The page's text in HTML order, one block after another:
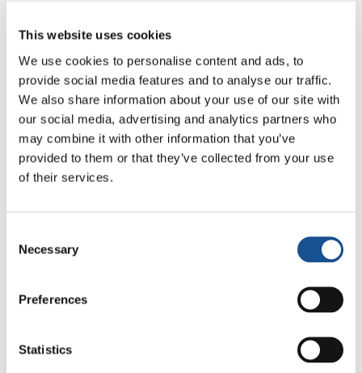
This website uses cookies
We use cookies to personalise content and ads, to
provide social media features and to analyse our traffic.
We also share information about your use of our site with
our social media, advertising and analytics partners who
may combine it with other information that you’ve
provided to them or that they’ve collected from your use
of their services.
Selection
Necessary
Preferences
Statistics
che ogni azione che svolgiamo anche a livello
locale, ha poi un’influenza nell’altra parte del
mondo e viceversa: quindi le decisioni che
assumiamo sono sempre decisioni globali, ma
sono anche contemporaneamente decisioni
locali. È questo stare concretamente nei luoghi
della politica che sono le nostre città, i nostri
cultura e nell’azione politica; questa è una
realtà affascinante e ci rende protagonisti di
politica fa delle scelte, ascolta le persone,
vive i problemi, e poi li porta a sintesi.